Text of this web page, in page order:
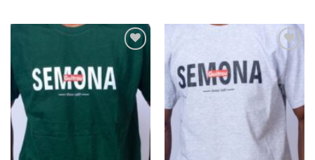
Ajouter à
la liste
souhaits
Ajouter à
la liste
de
souhaits